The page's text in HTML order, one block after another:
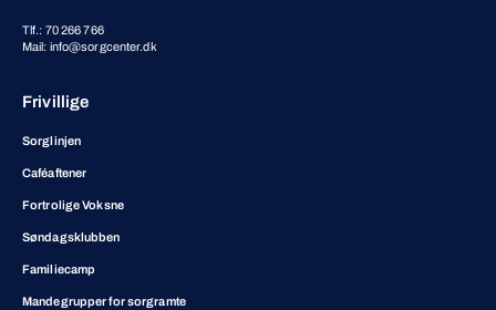
Tlf.: 70 266 766
Mail: info@sorgcenter.dk
Frivillige
Sorglinjen
Caféaftener
Fortrolige Voksne
Søndagsklubben
Familiecamp
Mandegrupper for sorgramte